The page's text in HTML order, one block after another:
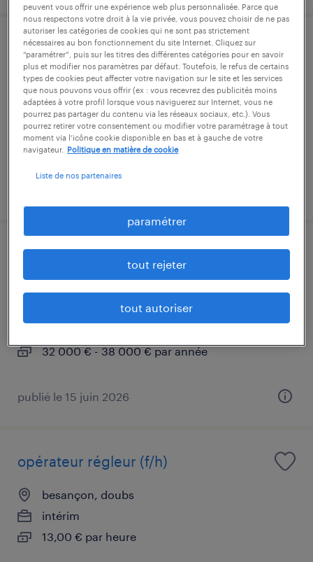
rectifieur h/f
valentin, doubs
cdi
32 000 € par année
technien méthodes et industrialisation
h/f
valentin, doubs
32 000 € - 38 000 € par année
publié le 15 juin 2026
opérateur régleur (f/h)
besançon, doubs
intérim
13,00 € par heure
peuvent vous offrir une expérience web plus personnalisée. Parce que
nous respectons votre droit à la vie privée, vous pouvez choisir de ne pas
autoriser les catégories de cookies qui ne sont pas strictement
nécessaires au bon fonctionnement du site Internet. Cliquez sur
“paramétrer”, puis sur les titres des différentes catégories pour en savoir
plus et modifier nos paramètres par défaut. Toutefois, le refus de certains
types de cookies peut affecter votre navigation sur le site et les services
que nous pouvons vous offrir (ex : vous recevrez des publicités moins
adaptées à votre profil lorsque vous naviguerez sur Internet, vous ne
pourrez pas partager du contenu via les réseaux sociaux, etc.). Vous
pourrez retirer votre consentement ou modifier votre paramétrage à tout
moment via l’icône cookie disponible en bas et à gauche de votre
navigateur.
Politique en matière de cookie
Liste de nos partenaires
paramétrer
tout rejeter
tout autoriser